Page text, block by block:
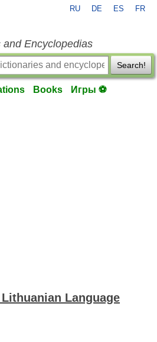
RU DE ES FR
Encyclopedias
Search!
Books Игры ⚽
Language